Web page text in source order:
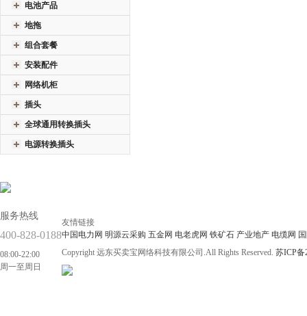
电池产品
地拖
组合套餐
安装配件
网络机柜
插头
全球通用转换插头
电源转换插头
服务热线
400-828-0188
08:00-22:00
周一至周日
友情链接
中国电力网 明源云采购 五金网 电老虎网 铁矿石 产业地产 电缆网
Copyright 远东买卖宝网络科技有限公司.All Rights Reserved. 苏ICP备